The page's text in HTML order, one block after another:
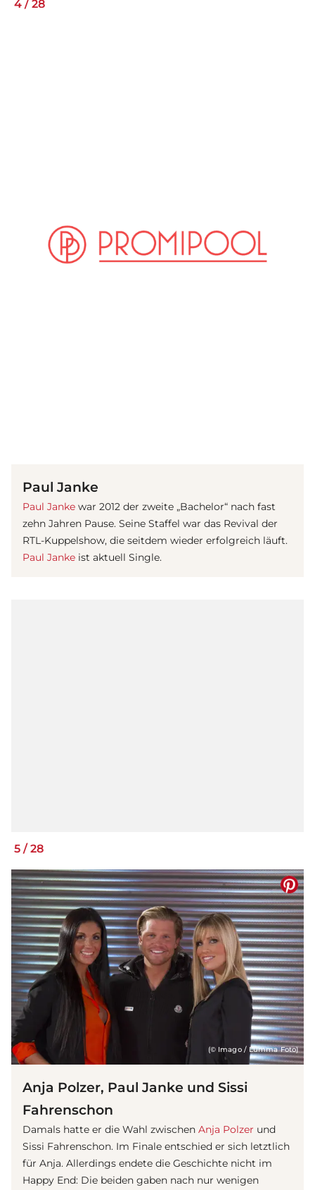
4 / 28
Paul Janke
Paul Janke war 2012 der zweite „Bachelor“ nach fast
zehn Jahren Pause. Seine Staffel war das Revival der
RTL-Kuppelshow, die seitdem wieder erfolgreich läuft.
Paul Janke ist aktuell Single.
5 /28
(© Imago / Lumma Foto)
Anja Polzer, Paul Janke und Sissi
Fahrenschon
Damals hatte er die Wahl zwischen Anja Polzer und
Sissi Fahrenschon. Im Finale entschied er sich letztlich
für Anja. Allerdings endete die Geschichte nicht im
Happy End: Die beiden gaben nach nur wenigen